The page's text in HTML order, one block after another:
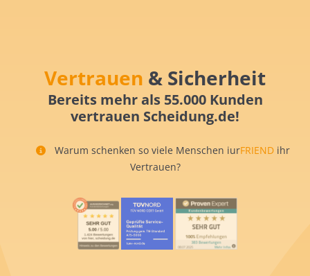
Vertrauen & Sicherheit
Bereits mehr als 55.000 Kunden
vertrauen Scheidung.de!
Warum schenken so viele Menschen iurFRIEND ihr
Vertrauen?